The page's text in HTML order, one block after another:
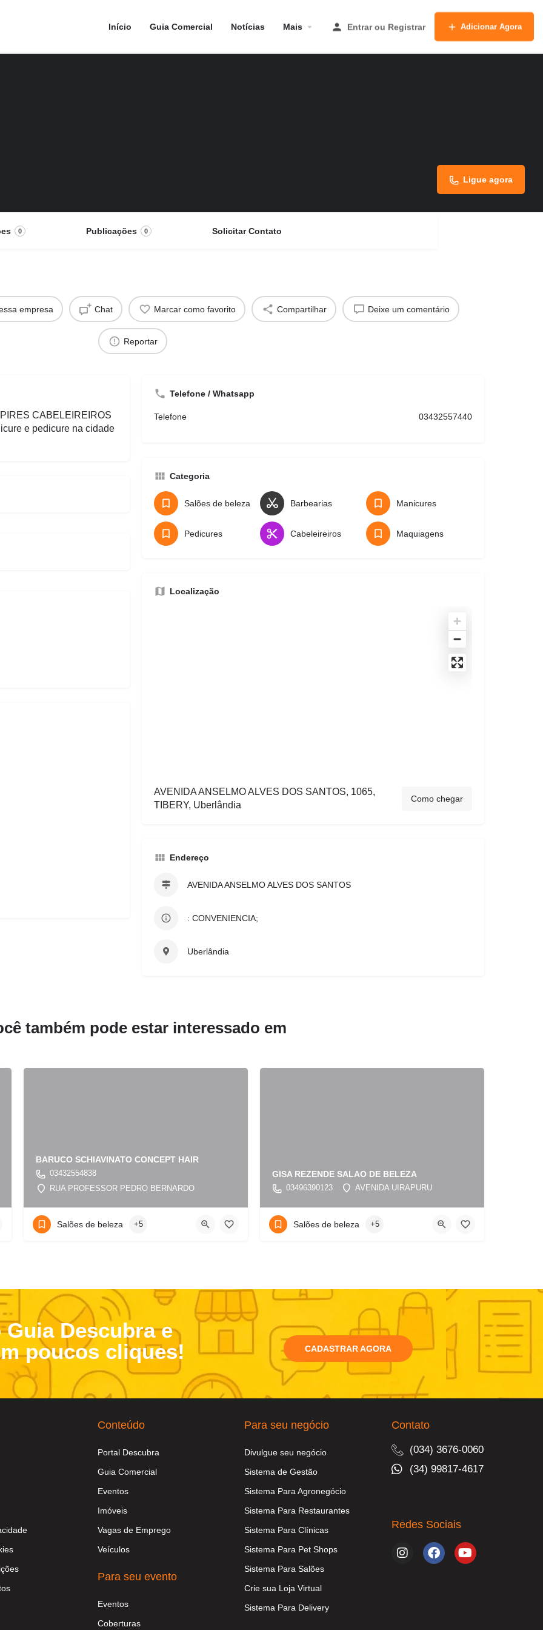
Início Guia Comercial Notícias Mais Entrar ou Registrar Adicionar Agora
Ligue agora
0 Publicações 0 Solicitar Contato
empresa Chat Marcar como favorito Compartilhar Deixe um comentário
Reportar
CABELEIREIROS
e pedicure na cidade
Telefone / Whatsapp
Telefone 03432557440
Categoria
Salões de beleza Barbearias Manicures
Pedicures Cabeleireiros Maquiagens
Localização
AVENIDA ANSELMO ALVES DOS SANTOS, 1065,
TIBERY, Uberlândia
Como chegar
Endereço
AVENIDA ANSELMO ALVES DOS SANTOS
: CONVENIENCIA;
Uberlândia
também pode estar interessado em
BARUCO SCHIAVINATO CONCEPT HAIR
03432554838
RUA PROFESSOR PEDRO BERNARDO
Salões de beleza +5
GISA REZENDE SALAO DE BELEZA
03496390123 AVENIDA UIRAPURU
Salões de beleza +5
Descubra e
poucos cliques!
CADASTRAR AGORA
Conteúdo
Portal Descubra
Guia Comercial
Eventos
Imóveis
Vagas de Emprego
Veículos
Para seu evento
Eventos
Coberturas
Para seu negócio
Divulgue seu negócio
Sistema de Gestão
Sistema Para Agronegócio
Sistema Para Restaurantes
Sistema Para Clínicas
Sistema Para Pet Shops
Sistema Para Salões
Crie sua Loja Virtual
Sistema Para Delivery
Contato
(034) 3676-0060
(34) 99817-4617
Redes Sociais